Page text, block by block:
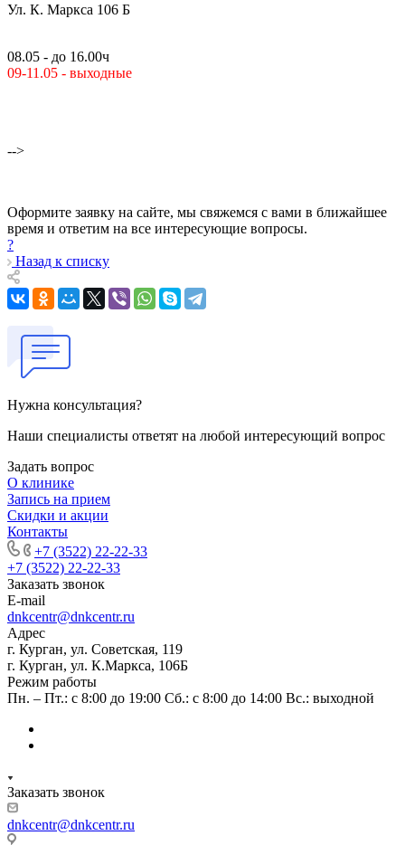
Ул. К. Маркса 106 Б
08.05 - до 16.00ч
09-11.05 - выходные
-->
Оформите заявку на сайте, мы свяжемся с вами в ближайшее
время и ответим на все интересующие вопросы.
?
Назад к списку
Нужна консультация?
Наши специалисты ответят на любой интересующий вопрос
Задать вопрос
О клинике
Запись на прием
Скидки и акции
Контакты
+7 (3522) 22-22-33
+7 (3522) 22-22-33
Заказать звонок
E-mail
dnkcentr@dnkcentr.ru
Адрес
г. Курган, ул. Советская, 119
г. Курган, ул. К.Маркса, 106Б
Режим работы
Пн. – Пт.: с 8:00 до 19:00 Сб.: с 8:00 до 14:00 Вс.: выходной
Заказать звонок
dnkcentr@dnkcentr.ru